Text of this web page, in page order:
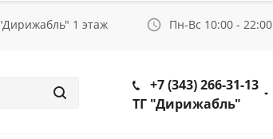
1 этаж Пн-Вс 10:00 - 22:00
+7 (343) 266-31-13
ТГ "Дирижабль"